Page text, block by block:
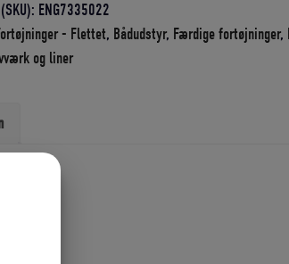
ENG7335022
- Flettet, Bådudstyr, Færdige fortøjninger,
og liner